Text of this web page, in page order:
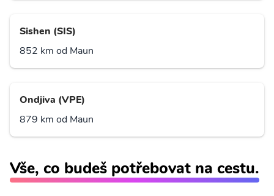
Sishen (SIS)
852 km od Maun
Ondjiva (VPE)
879 km od Maun
Vše, co budeš potřebovat na cestu.